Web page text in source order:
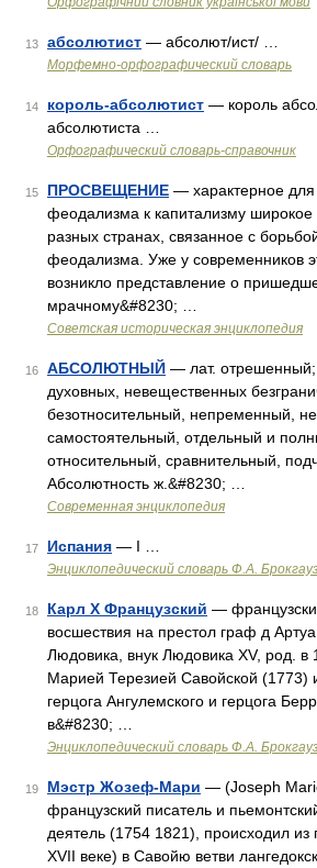
13 абсолютист — абсолют/ист/ …
Морфемно-орфографический словарь
14 король-абсолютист — король
абсолютиста …
Орфографический словарь-справочник
15 ПРОСВЕЩЕНИЕ — характерное
феодализма к капитализму
разных странах, связанное с
феодализма. Уже у современников
возникло представление о
мрачному&#8230; …
Советская историческая энциклопедия
16 АБСОЛЮТНЫЙ — лат.
духовных, невещественных
безотносительный, непременный,
самостоятельный, отдельный и
относительный, сравнительный,
Абсолютность ж.&#8230; …
Современная энциклопедия
17 Испания — I …
Энциклопедический словарь Ф.А.
18 Карл X Французский —
восшествия на престол граф д
Людовика, внук Людовика XV, род. в
Марией Терезией Савойской (1773)
герцога Ангулемского и герцога
в&#8230; …
Энциклопедический словарь Ф.А.
19 Мэстр Жозеф-Мари — (Joseph
французский писатель и
деятель (1754 1821), происходил
XVII веке) в Савойю ветви